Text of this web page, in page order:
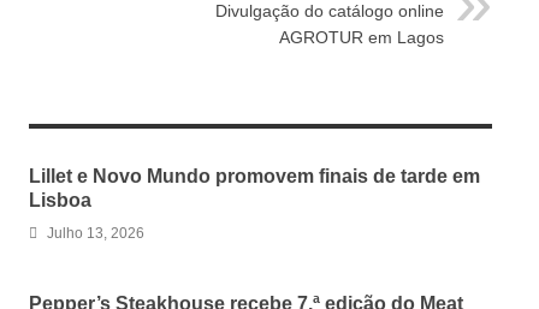
Divulgação do catálogo online
AGROTUR em Lagos
Lillet e Novo Mundo promovem finais de tarde em
Lisboa
Julho 13, 2026
Pepper’s Steakhouse recebe 7.ª edição do Meat